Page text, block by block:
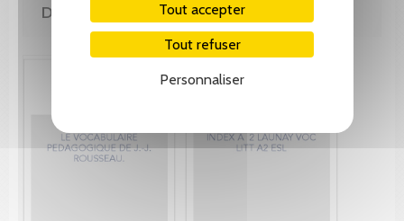
Tout accepter
Tout refuser
Personnaliser
DE LA MÊME COLLECTION